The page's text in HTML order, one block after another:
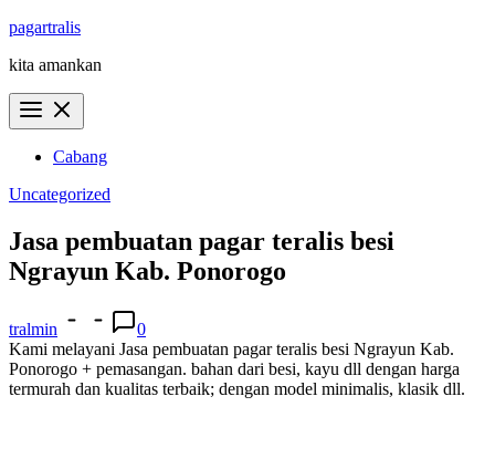
Skip
content
pagartralis
kita amankan
Cabang
Uncategorized
Jasa pembuatan pagar teralis besi
Ngrayun Kab. Ponorogo
tralmin
0
Kami melayani Jasa pembuatan pagar teralis besi Ngrayun Kab.
Ponorogo + pemasangan. bahan dari besi, kayu dll dengan harga
termurah dan kualitas terbaik; dengan model minimalis, klasik dll.